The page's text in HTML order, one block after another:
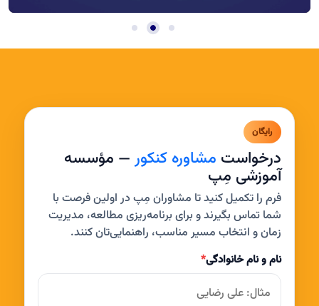
رایگان
درخواست مشاوره کنکور— مؤسسه
آموزشی مِپ
فرم را تکمیل کنید تا مشاوران مِپ در اولین فرصت با
شما تماس بگیرند و برای برنامه‌ریزی مطالعه، مدیریت
زمان و انتخاب مسیر مناسب، راهنمایی‌تان کنند.
نام و نام خانوادگی*